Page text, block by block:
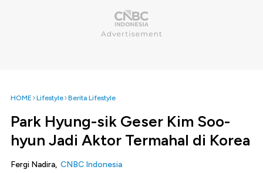
HOME Lifestyle Berita Lifestyle
Park Hyung-sik Geser Kim Soo-
hyun Jadi Aktor Termahal di Korea
Fergi Nadira, CNBC Indonesia